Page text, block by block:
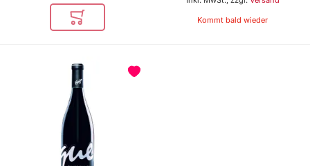
In den Warenkorb Kommt bald wieder